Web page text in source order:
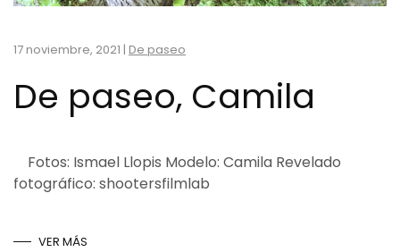
17 noviembre, 2021 | De paseo
De paseo, Camila
Fotos: Ismael Llopis Modelo: Camila Revelado
fotográfico: shootersfilmlab
VER MÁS